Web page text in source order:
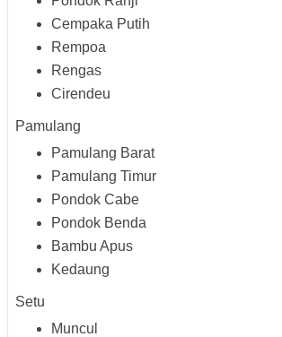
Cempaka Putih
Rempoa
Rengas
Cirendeu
Pamulang
Pamulang Barat
Pamulang Timur
Pondok Cabe
Pondok Benda
Bambu Apus
Kedaung
Setu
Muncul